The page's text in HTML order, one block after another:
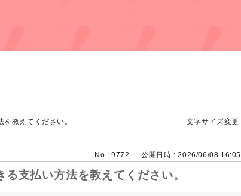
文字サイズ変更
教えてください。
No : 9772 公開日時 : 2026/06/08 16:05
る支払い方法を教えてください。